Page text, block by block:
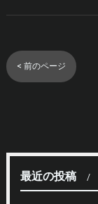
< 前のページ
最近の投稿